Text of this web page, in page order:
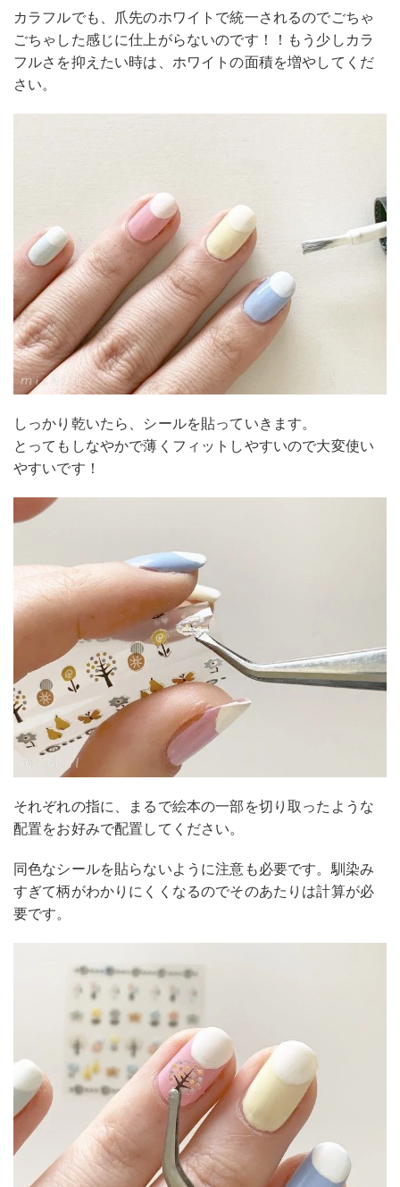
カラフルでも、爪先のホワイトで統一されるのでごちゃ
ごちゃした感じに仕上がらないのです！！もう少しカラ
フルさを抑えたい時は、ホワイトの面積を増やしてくだ
さい。
しっかり乾いたら、シールを貼っていきます。
とってもしなやかで薄くフィットしやすいので大変使い
やすいです！
それぞれの指に、まるで絵本の一部を切り取ったような
配置をお好みで配置してください。
同色なシールを貼らないように注意も必要です。馴染み
すぎて柄がわかりにくくなるのでそのあたりは計算が必
要です。